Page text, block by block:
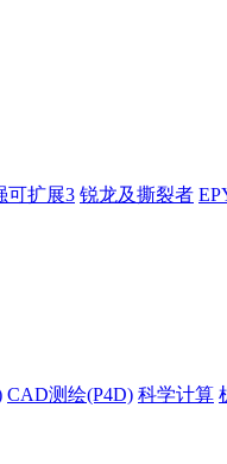
可扩展3 锐龙及撕裂者
CAD测绘(P4D) 科学计算